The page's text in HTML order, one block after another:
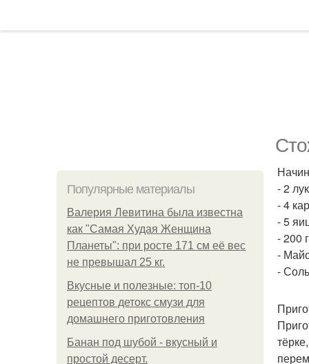
Популярные материалы
Валерия Левитина была известна
как "Самая Худая Женщина
Планеты": при росте 171 см её вес
не превышал 25 кг.
Вкусные и полезные: топ-10
рецептов детокс смузи для
домашнего приготовления
Банан под шубой - вкусный и
простой десерт.
- 2
- 4
- 5
- 200
-
-